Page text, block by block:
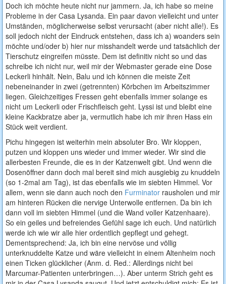
Doch ich möchte heute nicht nur jammern. Ja, ich habe so meine
Probleme in der Casa Lysanda. Ein paar davon vielleicht und unter
Umständen, möglicherweise selbst verursacht (aber nicht alle!). Es
soll jedoch nicht der Eindruck entstehen, dass ich a) woanders sein
möchte und/oder b) hier nur misshandelt werde und tatsächlich der
Tierschutz eingreifen müsste. Dem ist definitiv nicht so und das
schreibe ich nicht nur, weil mir der Webmaster gerade eine Dose
Leckerli hinhält. Nein, Balu und ich können die meiste Zeit
nebeneinander in zwei (getrennten) Körbchen im Arbeitszimmer
liegen. Gleichzeitiges Fressen geht ebenfalls immer solange es
nicht um Leckerli oder Frischfleisch geht. Lyssi ist und bleibt eine
kleine Kackbratze aber ja, vermutlich habe ich mir ihren Hass ein
Stück weit verdient.
Pichu hingegen ist weiterhin mein absoluter Bro. Wir kloppen,
putzen und kloppen uns wieder und immer wieder. Wir sind die
allerbesten Freunde, die es in der Katzenwelt gibt. Und wenn die
Dosenöffner dann doch mal bereit sind mich ausgiebig zu knuddeln
(so 1-2mal am Tag), ist das ebenfalls wie im siebten Himmel. Vor
allem, wenn sie dann auch noch den Furminator rausholen und mir
am hinteren Rücken die nervige Unterwolle entfernen. Da bin ich
dann voll im siebten Himmel (und die Wand voller Katzenhaare).
So ein geiles und befreiendes Gefühl sage ich euch. Und natürlich
werde ich wie wir alle hier ordentlich gepflegt und gehegt.
Dementsprechend: Ja, ich bin eine nervöse und völlig
unterknuddelte Katze und wäre vielleicht in einem Altenheim noch
einen Ticken glücklicher (Anm. d. Red.: Allerdings nicht bei
Marcumar-Patienten unterbringen…). Aber unterm Strich geht es